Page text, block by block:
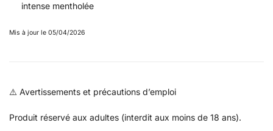
intense mentholée
Mis à jour le 05/04/2026
⚠️ Avertissements et précautions d’emploi
Produit réservé aux adultes (interdit aux moins de 18 ans).